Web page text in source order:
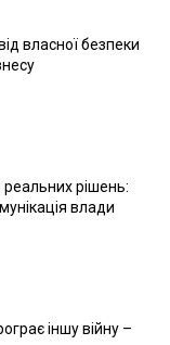
власної безпеки
реальних рішень:
влади
іншу війну –